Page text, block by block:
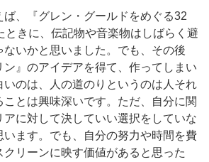
、『グレン・グールドをめぐる32
ときに、伝記物や音楽物はしばらく避
ないかと思いました。でも、その後
ン』のアイデアを得て、作ってしまい
いのは、人の道のりというのは人それ
とは興味深いです。ただ、自分に関
アに対して決していい選択をしていな
います。でも、自分の努力や時間を費
リーンに映す価値があると思った